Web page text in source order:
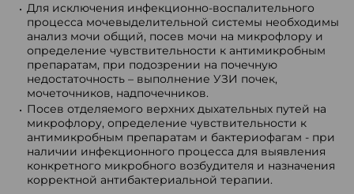
Для исключения инфекционно-воспалительного
процесса мочевыделительной системы необходимы
анализ мочи общий, посев мочи на микрофлору и
определение чувствительности к антимикробным
препаратам, при подозрении на почечную
недостаточность – выполнение УЗИ почек,
мочеточников, надпочечников.
Посев отделяемого верхних дыхательных путей на
микрофлору, определение чувствительности к
антимикробным препаратам и бактериофагам - при
наличии инфекционного процесса для выявления
конкретного микробного возбудителя и назначения
корректной антибактериальной терапии.